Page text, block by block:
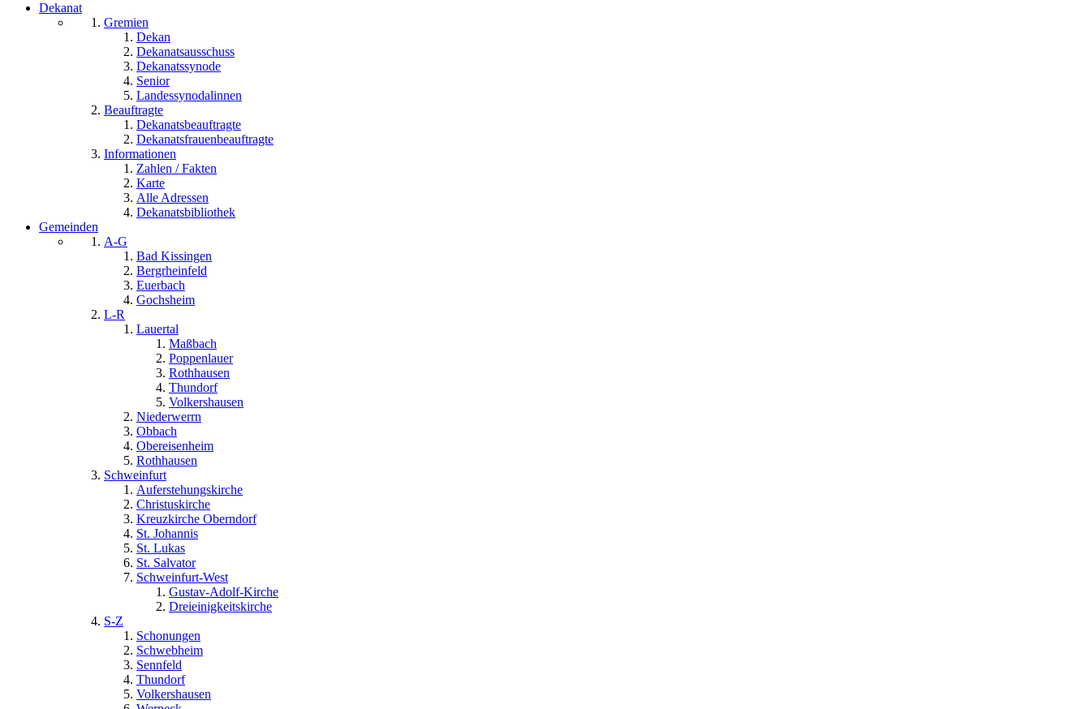
Dekanat
Gremien
Dekan
Dekanatsausschuss
Dekanatssynode
Senior
Landessynodalinnen
Beauftragte
Dekanatsbeauftragte
Dekanatsfrauenbeauftragte
Informationen
Zahlen / Fakten
Karte
Alle Adressen
Dekanatsbibliothek
Gemeinden
A-G
Bad Kissingen
Bergrheinfeld
Euerbach
Gochsheim
L-R
Lauertal
Maßbach
Poppenlauer
Rothhausen
Thundorf
Volkershausen
Niederwerrn
Obbach
Obereisenheim
Rothhausen
Schweinfurt
Auferstehungskirche
Christuskirche
Kreuzkirche Oberndorf
St. Johannis
St. Lukas
St. Salvator
Schweinfurt-West
Gustav-Adolf-Kirche
Dreieinigkeitskirche
S-Z
Schonungen
Schwebheim
Sennfeld
Thundorf
Volkershausen